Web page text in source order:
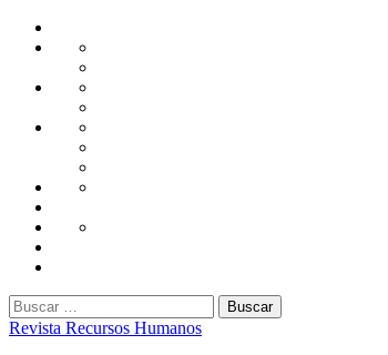
Saltar
Administración
Capacitación
Desarrollo
Gestión
Laborales
Selección
Buscar:
Revista Recursos Humanos